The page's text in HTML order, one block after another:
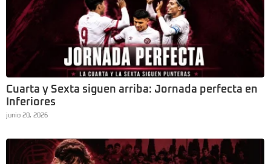
Cuarta y Sexta siguen arriba: Jornada perfecta en
Inferiores
junio 20, 2026